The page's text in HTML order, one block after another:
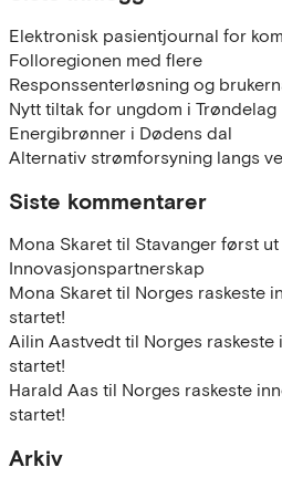
Elektronisk pasientjournal for
Folloregionen med flere
Responssenterløsning og
Nytt tiltak for ungdom i Trøndelag
Energibrønner i Dødens dal
Alternativ strømforsyning langs
Siste kommentarer
Mona Skaret til Stavanger først ut
Innovasjonspartnerskap
Mona Skaret til Norges raskeste
startet!
Ailin Aastvedt til Norges
startet!
Harald Aas til Norges raskeste
startet!
Arkiv